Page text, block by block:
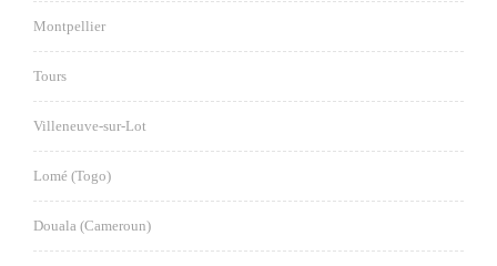
Montpellier
Tours
Villeneuve-sur-Lot
Lomé (Togo)
Douala (Cameroun)